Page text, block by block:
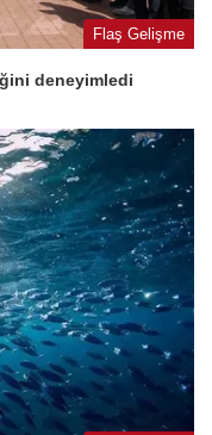
Flaş Gelişme
deneyimledi